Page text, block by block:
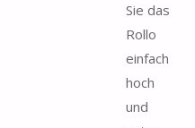
Sie das
Rollo
einfach
hoch
und